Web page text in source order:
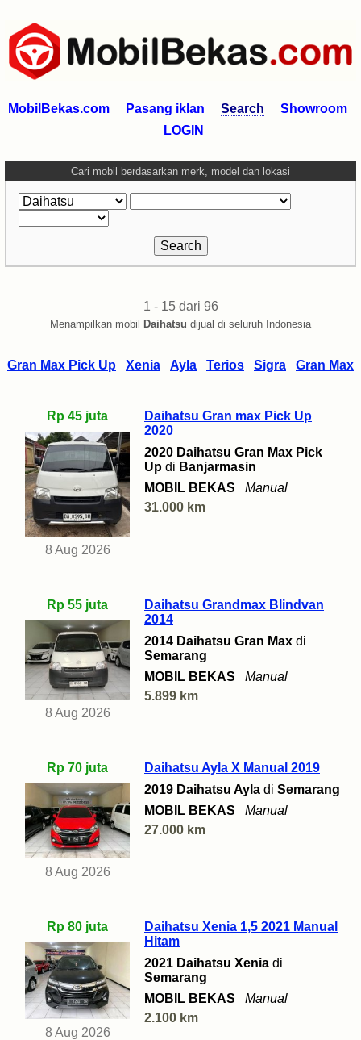
MobilBekas.com Pasang iklan Search
Showroom
LOGIN
Cari mobil berdasarkan merk, model dan lokasi
1 - 15 dari 96
Menampilkan mobil Daihatsu dijual di seluruh Indonesia
Gran Max Pick Up Xenia Ayla Terios Sigra Gran Max
Rp 45 juta
8 Aug 2026
Daihatsu Gran max Pick Up
2020
2020 Daihatsu Gran Max Pick
Up di Banjarmasin
MOBIL BEKAS
Manual
31.000 km
Rp 55 juta
8 Aug 2026
Daihatsu Grandmax Blindvan
2014
2014 Daihatsu Gran Max di
Semarang
MOBIL BEKAS
Manual
5.899 km
Rp 70 juta
8 Aug 2026
Daihatsu Ayla X Manual 2019
2019 Daihatsu Ayla di Semarang
MOBIL BEKAS
Manual
27.000 km
Rp 80 juta
8 Aug 2026
Daihatsu Xenia 1,5 2021 Manual
Hitam
2021 Daihatsu Xenia di
Semarang
MOBIL BEKAS
Manual
2.100 km